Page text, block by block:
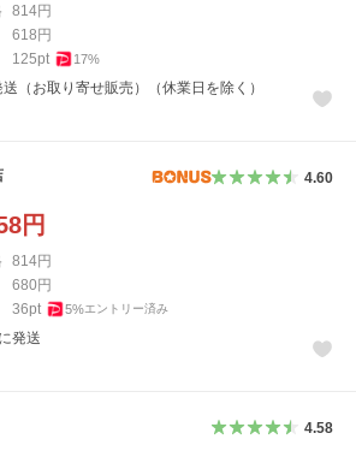
814円
618円
125pt 17%
（お取り寄せ販売）（休業日を除く）
4.60
円
814円
680円
36pt 5%エントリー済み
発送
4.58